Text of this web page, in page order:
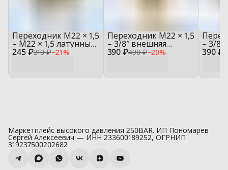
245 ₽310 ₽−21%
Переходник М22 × 1,5
– М22 × 1,5 латунный
A11B‑M22MM22M 390 ₽490 ₽−20%
Переходник М22 × 1,5
– 3/8″ внешняя
латунный 390 ₽
– 3/8″
Маркетплейс высокого давления 250BAR. ИП Пономарев
Сергей Алексеевич — ИНН 233600189252, ОГРНИП
319237500202682